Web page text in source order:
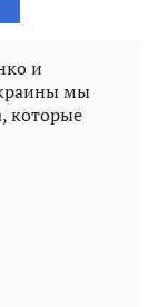
и
мы
которые